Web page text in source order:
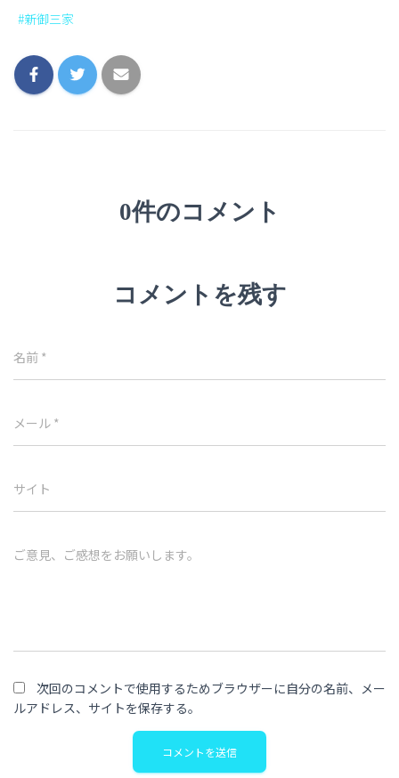
#新御三家
0件のコメント
コメントを残す
名前 *
メール *
サイト
ご意見、ご感想をお願いします。
次回のコメントで使用するためブラウザーに自分の名前、メー
ルアドレス、サイトを保存する。